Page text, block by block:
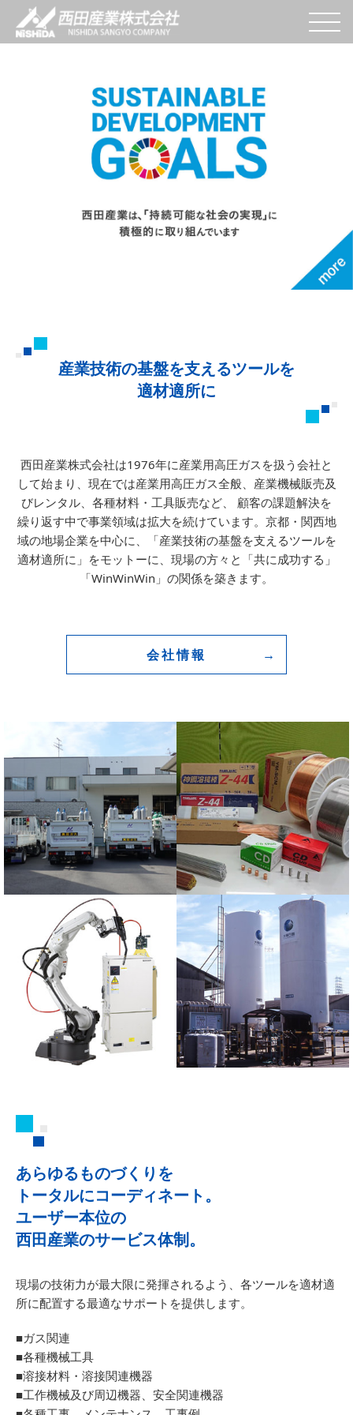
esend
alue
You
産業技術の基盤を支えるツールを
適材適所に
西田産業株式会社は1976年に産業用高圧ガスを扱う会社と
して始まり、 現在では産業用高圧ガス全般、産業機械販売及
びレンタル、各種材料・工具販売など、 顧客の課題解決を
繰り返す中で事業領域は拡大を続けています。 京都・関西地
域の地場企業を中心に、「産業技術の基盤を支えるツールを
適材適所に」をモットーに、 現場の方々と「共に成功する」
「WinWinWin」の関係を築きます。
会社情報
あらゆるものづくりを
トータルにコーディネート。
ユーザー本位の
西田産業のサービス体制。
現場の技術力が最大限に発揮されるよう、 各ツールを適材適
所に配置する最適なサポートを提供します。
■ガス関連
■各種機械工具
■溶接材料・溶接関連機器
■工作機械及び周辺機器、安全関連機器